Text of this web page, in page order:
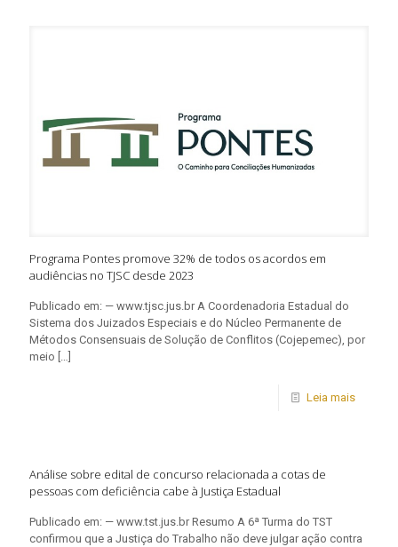
Programa Pontes promove 32% de todos os acordos em
audiências no TJSC desde 2023
Publicado em: — www.tjsc.jus.br A Coordenadoria Estadual do
Sistema dos Juizados Especiais e do Núcleo Permanente de
Métodos Consensuais de Solução de Conflitos (Cojepemec), por
meio […]
Leia mais
Análise sobre edital de concurso relacionada a cotas de
pessoas com deficiência cabe à Justiça Estadual
Publicado em: — www.tst.jus.br Resumo A 6ª Turma do TST
confirmou que a Justiça do Trabalho não deve julgar ação contra